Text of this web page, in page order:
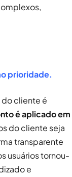
prioridade.
do cliente é
é aplicado em
do cliente seja
transparente
usuários tornou-
e